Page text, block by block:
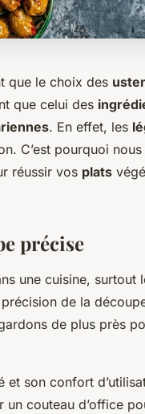
que le choix des
que celui des
. En effet, les
C’est pourquoi
réussir vos plats
précise
une cuisine, surtout
de la
de plus près
et son confort
un couteau d’office